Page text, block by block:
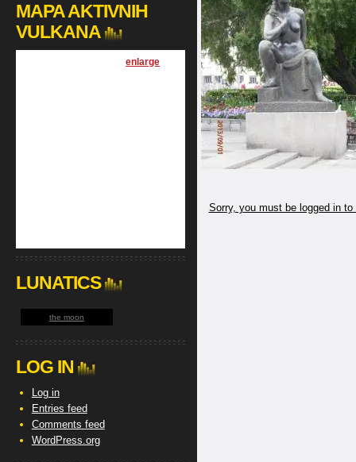
Sorry, you must be logged in
MAPA AKTIVNIH
VULKANA
[enlarge
LUNATICS
the moon
LOG IN
Log in
Entries feed
Comments feed
WordPress.org